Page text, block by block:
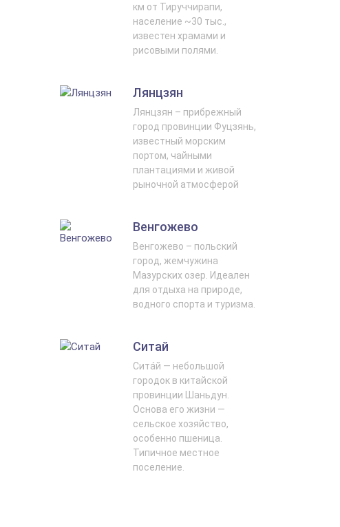
км от Тируччирапи,
население ~30 тыс.,
известен храмами и
рисовыми полями.
Лянцзян
Лянцзян – прибрежный
город провинции Фуцзянь,
известный морским
портом, чайными
плантациями и живой
рыночной атмосферой
Венгожево
Венгожево – польский
город, жемчужина
Мазурских озер. Идеален
для отдыха на природе,
водного спорта и туризма.
Ситай
Сита́й — небольшой
городок в китайской
провинции Шаньдун.
Основа его жизни —
сельское хозяйство,
особенно пшеница.
Типичное местное
поселение.